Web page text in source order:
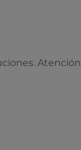
Atención